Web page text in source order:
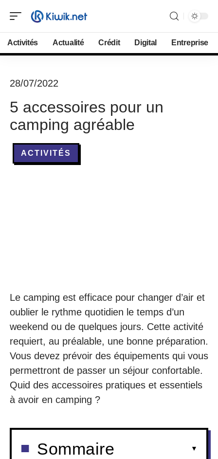
Activités Actualité Crédit Digital Entreprise
28/07/2022
5 accessoires pour un
camping agréable
ACTIVITÉS
Le camping est efficace pour changer d’air et
oublier le rythme quotidien le temps d’un
weekend ou de quelques jours. Cette activité
requiert, au préalable, une bonne préparation.
Vous devez prévoir des équipements qui vous
permettront de passer un séjour confortable.
Quid des accessoires pratiques et essentiels
à avoir en camping ?
Sommaire